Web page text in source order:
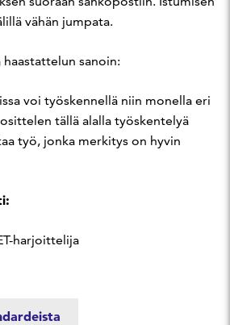
vähän jumpata.
sanoin:
voi työskennellä niin monella eri
tällä alalla työskentelyä
työ, jonka merkitys on hyvin
harjoittelija